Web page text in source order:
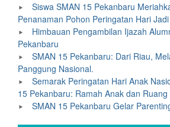
Siswa SMAN 15 Pekanbaru
Penanaman Pohon Peringatan Hari
Himbauan Pengambilan Ijazah
Pekanbaru
SMAN 15 Pekanbaru: Dari Riau,
Panggung Nasional.
Semarak Peringatan Hari Anak
15 Pekanbaru: Ramah Anak dan
SMAN 15 Pekanbaru Gelar